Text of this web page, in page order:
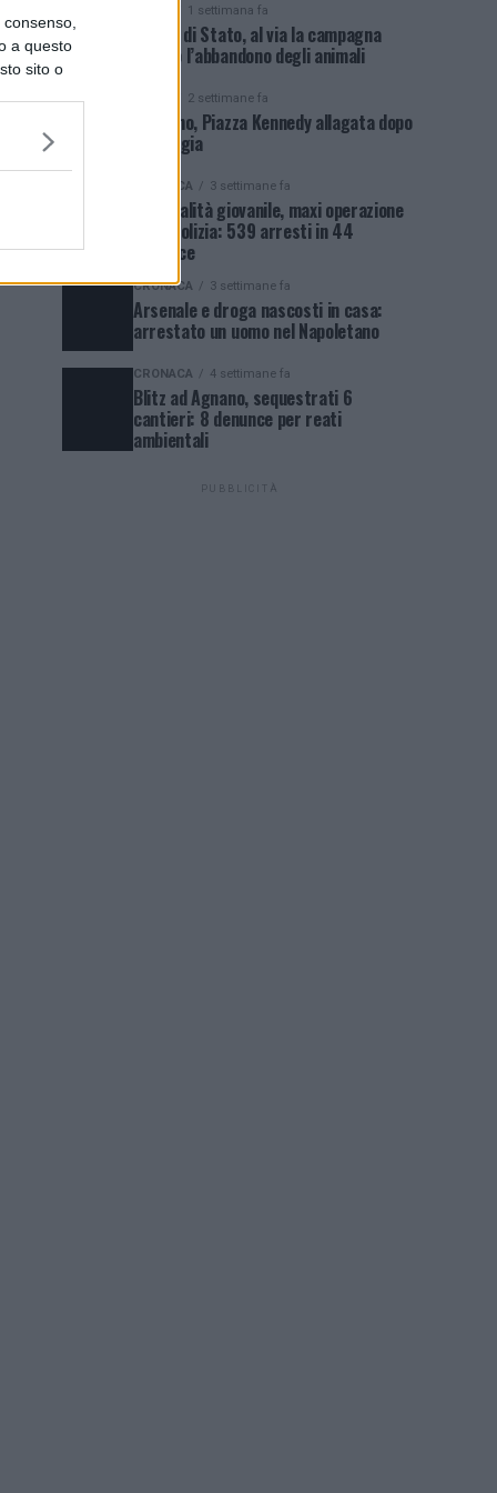
a questo
sito o
1 settimana fa
Polizia di Stato, al via la campagna
contro l’abbandono degli animali
2 settimane fa
Qualiano, Piazza Kennedy allagata dopo
la pioggia
CRONACA 3 settimane fa
Criminalità giovanile, maxi operazione
della Polizia: 539 arresti in 44
province
CRONACA 3 settimane fa
Arsenale e droga nascosti in casa:
arrestato un uomo nel Napoletano
CRONACA 4 settimane fa
Blitz ad Agnano, sequestrati 6
cantieri: 8 denunce per reati
ambientali
PUBBLICITÀ